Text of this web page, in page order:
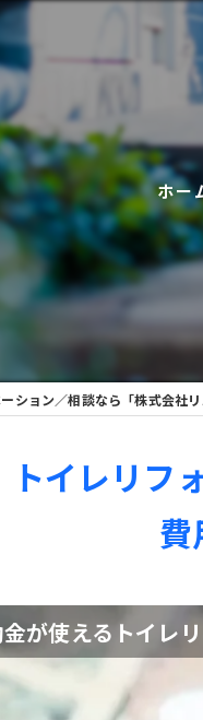
ホー
ション／相談なら「株式会社
トイレリ
費
金が使えるトイ